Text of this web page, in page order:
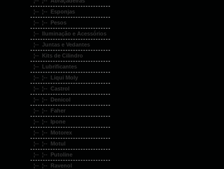
¦-- ¦-- Esponjas
¦-- ¦-- Pesos
¦-- Iluminação e Acessórios
¦-- Juntas e Vedantes
¦-- Kits de Cilindro
¦-- Lubrificantes
¦-- ¦-- Liqui Moly
¦-- ¦-- Castrol
¦-- ¦-- Denicol
¦-- ¦-- Faher
¦-- ¦-- Ipone
¦-- ¦-- Motorex
¦-- ¦-- Motul
¦-- ¦-- Putoline
¦-- ¦-- Ravenol